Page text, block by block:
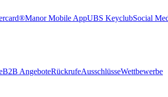
Manor Mobile AppUBS KeyclubSocial
B2B AngeboteRückrufeAusschlüsseWettbewerbe